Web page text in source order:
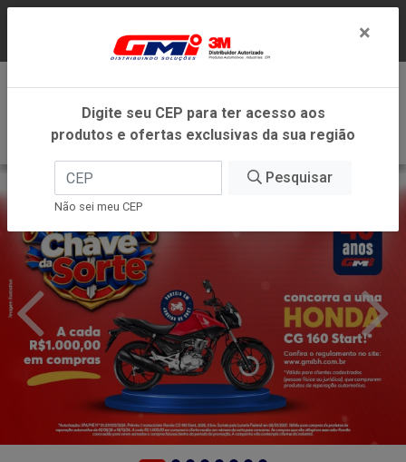
DENTRO DO ESTADO DE MINAS GERAIS.
×
Digite seu CEP para ter acesso aos
produtos e ofertas exclusivas da sua região
Pesquisar
Não sei meu CEP